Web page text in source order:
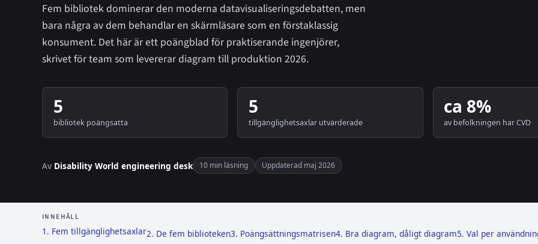
Fem bibliotek dominerar den moderna datavisualiseringsdebatten, men
bara några av dem behandlar en skärmläsare som en förstaklassig
konsument. Det här är ett poängblad för praktiserande ingenjörer,
skrivet för team som levererar diagram till produktion 2026.
5
bibliotek poängsatta
5
tillgänglighetsaxlar utvärderade
ca 8%
av befolkningen har CVD
Av Disability World engineering desk 10 min läsning Uppdaterad maj 2026
INNEHÅLL
1. Fem tillgänglighetsaxlar2. De fem biblioteken3. Poängsättningsmatrisen4. Bra diagram, dåligt diagram5. Val per